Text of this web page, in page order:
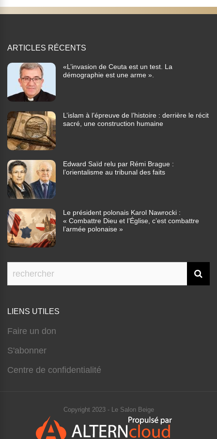
ARTICLES RÉCENTS
«L’invasion de Ceuta est un test. La
démographie est une arme ».
L’islam à l’épreuve de l’histoire : derrière le récit
sacré, une construction humaine
Edward Saïd relu par Rémi Brague :
l’orientalisme au tribunal des faits
Le président polonais Karol Nawrocki :
« Combattre Dieu et l’Église, c’est combattre
l’armée polonaise »
LIENS UTILES
Faire un don
S'abonner
Centre de confidentialité
Copyright 2023 - Le Salon Beige